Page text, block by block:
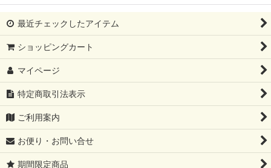
期間限定商品
お誕生日
還暦
傘寿•米寿
ご結婚・結婚記念日
最近チェックしたアイテム
ショッピングカート
マイページ
特定商取引法表示
ご利用案内
お便り・お問い合せ
期間限定商品